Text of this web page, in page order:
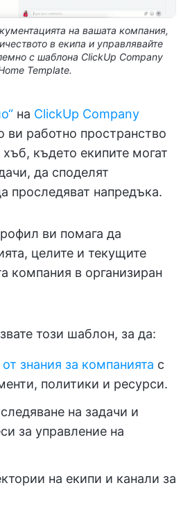
на вашата компания,
в екипа и управлявайте
с шаблона ClickUp Company
Template.
на ClickUp Company
ви работно пространство
където екипите могат
да споделят
проследяват напредъка.
ви помага да
целите и текущите
компания в организиран
този шаблон, за да:
знания за компанията с
политики и ресурси.
на задачи и
за управление на
на екипи и канали за